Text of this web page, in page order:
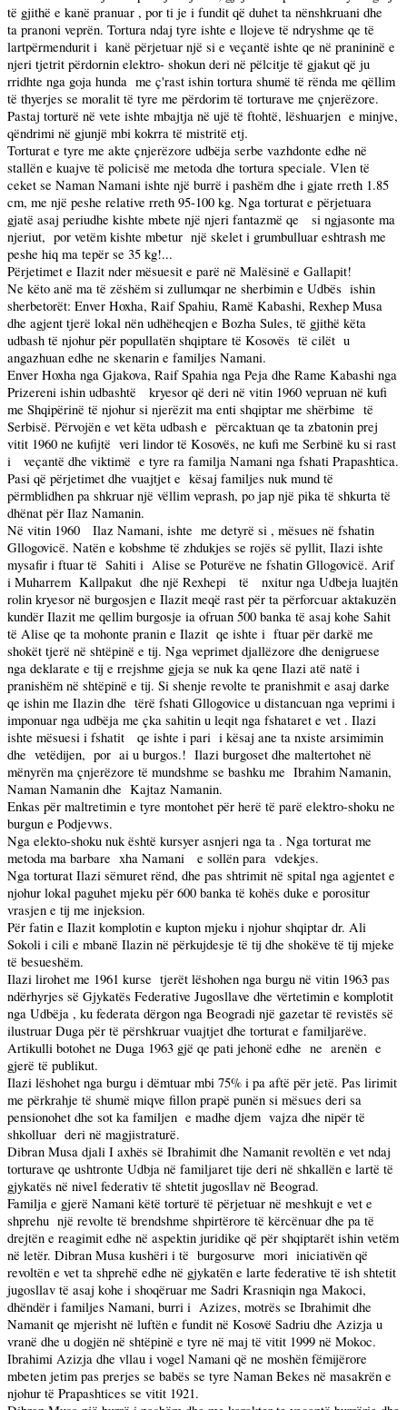
të gjithë e kanë pranuar , por ti je i fundit që duhet ta nënshkruani dhe
ta pranoni veprën. Tortura ndaj tyre ishte e llojeve të ndryshme qe të
lartpërmendurit i kanë përjetuar një si e veçantë ishte qe në pranininë e
njeri tjetrit përdornin elektro- shokun deri në pëlcitje të gjakut që ju
rridhte nga goja hunda me ç'rast ishin tortura shumë të rënda me qëllim
të thyerjes se moralit të tyre me përdorim të torturave me çnjerëzore.
Pastaj torturë në vete ishte mbajtja në ujë të ftohtë, lëshuarjen e minjve,
qëndrimi në gjunjë mbi kokrra të mistritë etj.
Torturat e tyre me akte çnjerëzore udbëja serbe vazhdonte edhe në
stallën e kuajve të policisë me metoda dhe tortura speciale. Vlen të
ceket se Naman Namani ishte një burrë i pashëm dhe i gjate rreth 1.85
cm, me një peshe relative rreth 95-100 kg. Nga torturat e përjetuara
gjatë asaj periudhe kishte mbete një njeri fantazmë qe
si ngjasonte ma
njeriut, por vetëm kishte mbetur një skelet i grumbulluar eshtrash me
peshe hiq ma tepër se 35 kg!...
Përjetimet e Ilazit nder mësuesit e parë në Malësinë e Gallapit!
Ne këto anë ma të zëshëm si zullumqar ne sherbimin e Udbës ishin
sherbetorët: Enver Hoxha, Raif Spahiu, Ramë Kabashi, Rexhep Musa
dhe agjent tjerë lokal nën udhëheqjen e Bozha Sules, të gjithë këta
udbash të njohur për popullatën shqiptare të Kosovës të cilët u
angazhuan edhe ne skenarin e familjes Namani.
Enver Hoxha nga Gjakova, Raif Spahia nga Peja dhe Rame Kabashi nga
Prizereni ishin udbashtë
kryesor që deri në vitin 1960 vepruan në kufi
me Shqipërinë të njohur si njerëzit ma enti shqiptar me shërbime të
Serbisë. Përvojën e vet këta udbash e përcaktuan qe ta zbatonin prej
vitit 1960 ne kufijtë veri lindor të Kosovës, ne kufi me Serbinë ku si rast
i
veçantë dhe viktimë e tyre ra familja Namani nga fshati Prapashtica.
Pasi që përjetimet dhe vuajtjet e kësaj familjes nuk mund të
përmblidhen pa shkruar një vëllim veprash, po jap një pika të shkurta të
dhënat për Ilaz Namanin.
Në vitin 1960
Ilaz Namani, ishte me detyrë si , mësues në fshatin
Gllogovicë. Natën e kobshme të zhdukjes se rojës së pyllit, Ilazi ishte
mysafir i ftuar të Sahiti i Alise se Poturëve ne fshatin Gllogovicë. Arif
i Muharrem Kallpakut dhe një Rexhepi të
nxitur nga Udbeja luajtën
rolin kryesor në burgosjen e Ilazit meqë rast për ta përforcuar aktakuzën
kundër Ilazit me qellim burgosje ia ofruan 500 banka të asaj kohe Sahit
të Alise qe ta mohonte pranin e Ilazit qe ishte i ftuar për darkë me
shokët tjerë në shtëpinë e tij. Nga veprimet djallëzore dhe denigruese
nga deklarate e tij e rrejshme gjeja se nuk ka qene Ilazi atë natë i
pranishëm në shtëpinë e tij. Si shenje revolte te pranishmit e asaj darke
qe ishin me Ilazin dhe tërë fshati Gllogovice u distancuan nga veprimi i
imponuar nga udbëja me çka sahitin u leqit nga fshataret e vet . Ilazi
ishte mësuesi i fshatit
qe ishte i pari i kësaj ane ta nxiste arsimimin
dhe vetëdijen, por ai u burgos.! Ilazi burgoset dhe maltertohet në
mënyrën ma çnjerëzore të mundshme se bashku me Ibrahim Namanin,
Naman Namanin dhe Kajtaz Namanin.
Enkas për maltretimin e tyre montohet për herë të parë elektro-shoku ne
burgun e Podjevws.
Nga elekto-shoku nuk është kursyer asnjeri nga ta . Nga torturat me
metoda ma barbare xha Namani e sollën para vdekjes.
Nga torturat Ilazi sëmuret rënd, dhe pas shtrimit në spital nga agjentet e
njohur lokal paguhet mjeku për 600 banka të kohës duke e porositur
vrasjen e tij me injeksion.
Për fatin e Ilazit komplotin e kupton mjeku i njohur shqiptar dr. Ali
Sokoli i cili e mbanë Ilazin në përkujdesje të tij dhe shokëve të tij mjeke
të besueshëm.
Ilazi lirohet me 1961 kurse tjerët lëshohen nga burgu në vitin 1963 pas
ndërhyrjes së Gjykatës Federative Jugosllave dhe vërtetimin e komplotit
nga Udbëja , ku federata dërgon nga Beogradi një gazetar të revistës së
ilustruar Duga për të përshkruar vuajtjet dhe torturat e familjarëve.
Artikulli botohet ne Duga 1963 gjë qe pati jehonë edhe ne arenën e
gjerë të publikut.
Ilazi lëshohet nga burgu i dëmtuar mbi 75% i pa aftë për jetë. Pas lirimit
me përkrahje të shumë miqve fillon prapë punën si mësues deri sa
pensionohet dhe sot ka familjen e madhe djem vajza dhe nipër të
shkolluar deri në magjistraturë.
Dibran Musa djali I axhës së Ibrahimit dhe Namanit revoltën e vet ndaj
torturave qe ushtronte Udbja në familjaret tije deri në shkallën e lartë të
gjykatës në nivel federativ të shtetit jugosllav në Beograd.
Familja e gjerë Namani këtë torturë të përjetuar në meshkujt e vet e
shprehu një revolte të brendshme shpirtërore të kërcënuar dhe pa të
drejtën e reagimit edhe në aspektin juridike që për shqiptarët ishin vetëm
në letër. Dibran Musa kushëri i të burgosurve mori iniciativën që
revoltën e vet ta shprehë edhe në gjykatën e larte federative të ish shtetit
jugosllav të asaj kohe i shoqëruar me Sadri Krasniqin nga Makoci,
dhëndër i familjes Namani, burri i Azizes, motrës se Ibrahimit dhe
Namanit qe mjerisht në luftën e fundit në Kosovë Sadriu dhe Azizja u
vranë dhe u dogjën në shtëpinë e tyre në maj të vitit 1999 në Mokoc.
Ibrahimi Azizja dhe vllau i vogel Namani që ne moshën fëmijërore
mbeten jetim pas prerjes se babës se tyre Naman Bekes në masakrën e
njohur të Prapashtices se vitit 1921.